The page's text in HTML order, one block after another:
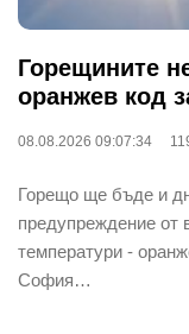
Горещините
оранжев код
08.08.2026 09:07:34
Горещо ще бъде и
предупреждение от
температури -
София…